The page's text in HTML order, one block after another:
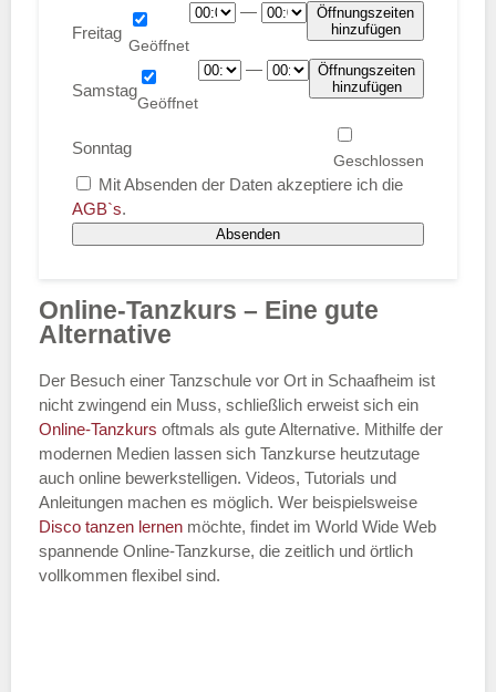
Freitag
—
Öffnungszeiten
hinzufügen
Samstag
—
Öffnungszeiten
hinzufügen
Sonntag
Mit Absenden der Daten akzeptiere ich die
AGB`s.
Absenden
Online-Tanzkurs – Eine gute
Alternative
Der Besuch einer Tanzschule vor Ort in Schaafheim ist
nicht zwingend ein Muss, schließlich erweist sich ein
Online-Tanzkurs oftmals als gute Alternative. Mithilfe der
modernen Medien lassen sich Tanzkurse heutzutage
auch online bewerkstelligen. Videos, Tutorials und
Anleitungen machen es möglich. Wer beispielsweise
Disco tanzen lernen möchte, findet im World Wide Web
spannende Online-Tanzkurse, die zeitlich und örtlich
vollkommen flexibel sind.